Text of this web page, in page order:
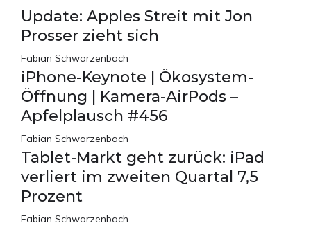
Update: Apples Streit mit Jon
Prosser zieht sich
Fabian Schwarzenbach
iPhone-Keynote | Ökosystem-
Öffnung | Kamera-AirPods –
Apfelplausch #456
Fabian Schwarzenbach
Tablet-Markt geht zurück: iPad
verliert im zweiten Quartal 7,5
Prozent
Fabian Schwarzenbach